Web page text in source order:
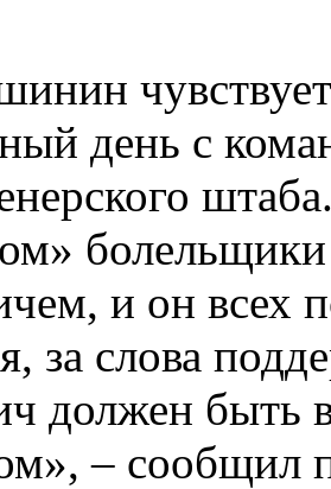
день с
и он всех
за слова
должен быть
– сообщил